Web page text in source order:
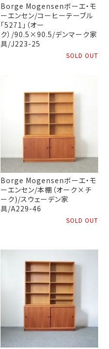
Borge Mogensenボーエ・モ
ーエンセン/コーヒーテーブル
「5271」（オー
ク）/90.5×90.5/デンマーク家
具/J223-25
SOLD OUT
Borge Mogensenボーエ・モ
ーエンセン/本棚（オーク×チ
ーク)/スウェーデン家
具/A229-46
SOLD OUT